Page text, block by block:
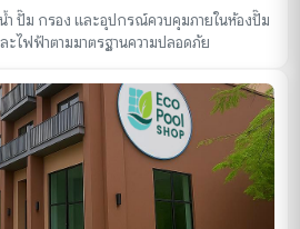
ปั๊ม กรอง และอุปกรณ์ควบคุมภายในห้องปั๊ม
ะไฟฟ้าตามมาตรฐานความปลอดภัย